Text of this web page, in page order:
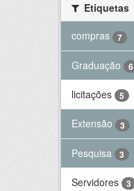
Etiquetas
compras
7
Graduação 6
licitações 5
Extensão 3
Pesquisa 3
Servidores 3